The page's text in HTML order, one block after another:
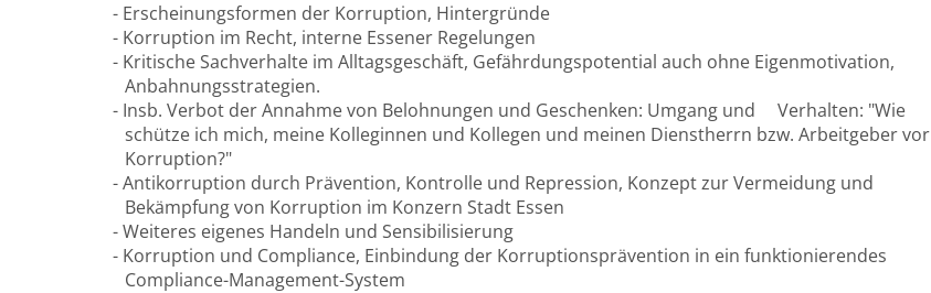
- Erscheinungsformen der Korruption, Hintergründe
- Korruption im Recht, interne Essener Regelungen
- Kritische Sachverhalte im Alltagsgeschäft, Gefährdungspotential auch ohne Eigenmotivation,
Anbahnungsstrategien.
- Insb. Verbot der Annahme von Belohnungen und Geschenken: Umgang und Verhalten: "Wie
schütze ich mich, meine Kolleginnen und Kollegen und meinen Dienstherrn bzw. Arbeitgeber vor
Korruption?"
- Antikorruption durch Prävention, Kontrolle und Repression, Konzept zur Vermeidung und
Bekämpfung von Korruption im Konzern Stadt Essen
- Weiteres eigenes Handeln und Sensibilisierung
- Korruption und Compliance, Einbindung der Korruptionsprävention in ein funktionierendes
Compliance-Management-System